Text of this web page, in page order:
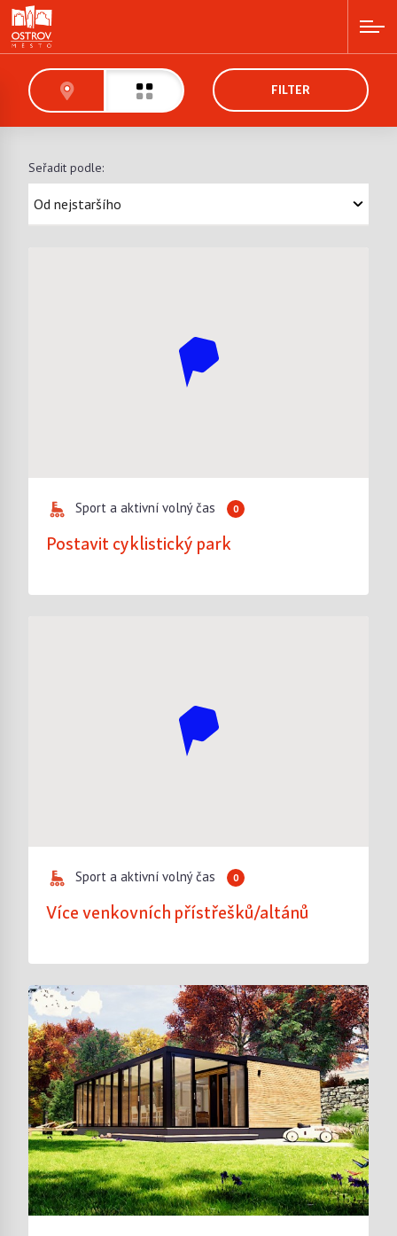
FILTER
Seřadit podle:
Sport a aktivní volný čas 0
Postavit cyklistický park
Sport a aktivní volný čas 0
Více venkovních přístřešků/altánů